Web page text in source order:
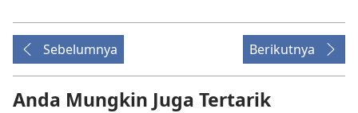
Sebelumnya Berikutnya
Anda Mungkin Juga Tertarik